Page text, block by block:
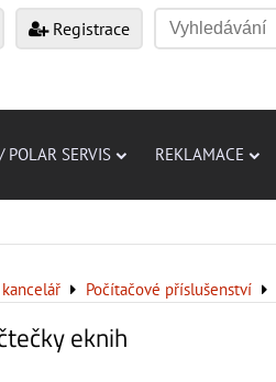
Registrace
POLAR SERVIS REKLAMACE
Počítačové příslušenství
eknih